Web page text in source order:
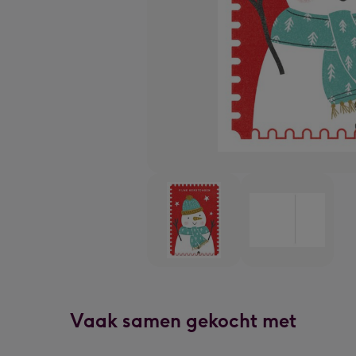
Vaak samen gekocht met